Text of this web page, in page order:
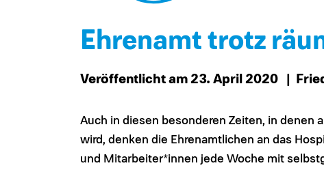
Ehrenamt trotz
Veröffentlicht am 23. April 2020 |
Auch in diesen besonderen Zeiten, in denen
wird, denken die Ehrenamtlichen an das
und Mitarbeiter*innen jede Woche mit